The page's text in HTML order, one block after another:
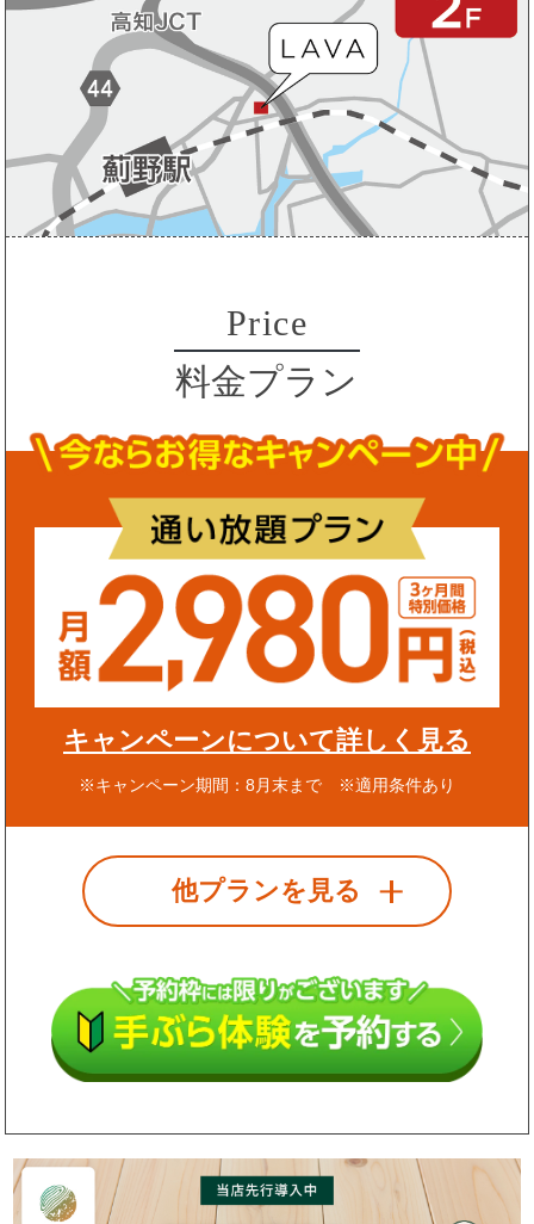
Price
料金プラン
キャンペーンについて詳しく見る
※キャンペーン期間：8月末まで ※適用条件あり
他プランを見る